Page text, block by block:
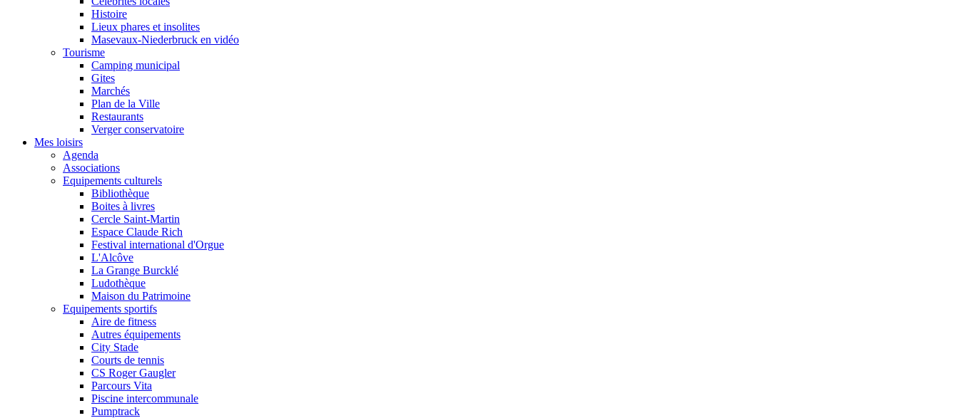
Histoire
Lieux phares et insolites
Masevaux-Niederbruck en vidéo
Tourisme
Camping municipal
Gites
Marchés
Plan de la Ville
Restaurants
Verger conservatoire
Mes loisirs
Agenda
Associations
Equipements culturels
Bibliothèque
Boites à livres
Cercle Saint-Martin
Espace Claude Rich
Festival international d'Orgue
L'Alcôve
La Grange Burcklé
Ludothèque
Maison du Patrimoine
Equipements sportifs
Aire de fitness
Autres équipements
City Stade
Courts de tennis
CS Roger Gaugler
Parcours Vita
Piscine intercommunale
Pumptrack